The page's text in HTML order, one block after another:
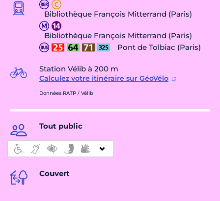
Bibliothèque François Mitterrand (Paris)
Bibliothèque François Mitterrand (Paris)
Pont de Tolbiac (Paris)
Station Vélib à 200 m
Calculez votre itinéraire sur GéoVélo
Données RATP / Vélib
Tout public
Couvert